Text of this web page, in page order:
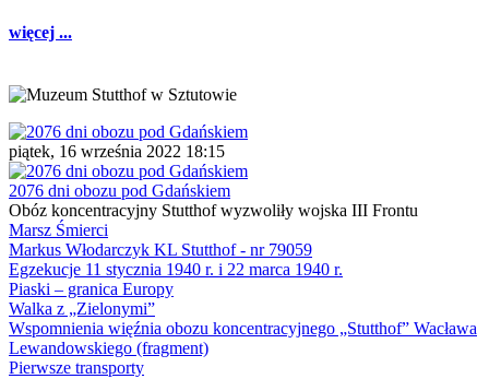
więcej ...
piątek, 16 września 2022 18:15
2076 dni obozu pod Gdańskiem
Obóz koncentracyjny Stutthof wyzwoliły wojska III Frontu
Marsz Śmierci
Markus Włodarczyk KL Stutthof - nr 79059
Egzekucje 11 stycznia 1940 r. i 22 marca 1940 r.
Piaski – granica Europy
Walka z „Zielonymi”
Wspomnienia więźnia obozu koncentracyjnego „Stutthof” Wacława
Lewandowskiego (fragment)
Pierwsze transporty